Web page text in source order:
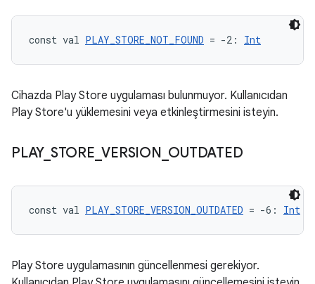
const val PLAY_STORE_NOT_FOUND = -2: Int
Cihazda Play Store uygulaması bulunmuyor. Kullanıcıdan
Play Store'u yüklemesini veya etkinleştirmesini isteyin.
PLAY_ STORE _VERSION OUTDATED
const val PLAY_STORE_VERSION_OUTDATED = -6: Int
Play Store uygulamasının güncellenmesi gerekiyor.